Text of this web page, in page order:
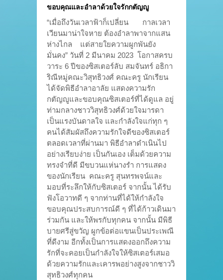
ขอบคุณและอำลาด้วยใจรักกตัญญู
“เมื่อถึงวันเวลาฟ้าก็เปลี่ยน กาลเวลา
เวียนมาน่าใจหาย ต้องอำลาพาจากแสน
ห่างไกล แต่สายใยความผูกพันยัง
มั่นคง” วันที่ 2 มีนาคม 2023 โอกาสครบ
วาระ 6 ปีของซิสเตอร์ลับ สมจันทร์ อธิกา
ริณีหมู่คณะวิสุทธิวงศ์ คณะครู นักเรียน
ได้จัดพิธีอำลาอาลัย แสดงความรัก
กตัญญูและขอบคุณซิสเตอร์ที่ได้ดูแล อยู่
ท่ามกลางชาววิสุทธิวงศ์ด้วยใจมารดา
เป็นแรงบันดาลใจ และกำลังใจแก่ทุก ๆ
คนได้สัมผัสถึงความรักใจดีของซิสเตอร์
ตลอดเวลาที่ผ่านมา พิธีอำลาดำเนินไป
อย่างเรียบง่าย เป็นกันเอง เต็มด้วยความ
ทรงจำที่ดี มีขบวนแห่นางรำ การแสดง
ของนักเรียน คณะครู สุนทรพจน์และ
มอบที่ระลึกให้กับซิสเตอร์ จากนั้น ได้รับ
ฟังโอวาทดี ๆ จากท่านที่ได้ให้กำลังใจ
ขอบคุณประสบการณ์ดี ๆ ที่ได้ก้าวเดินมา
ร่วมกัน และให้พรกับทุกคน จากนั้น มีพิธี
บายศรีสู่ขวัญ ผูกข้อต่อแขนเป็นประเพณี
ที่ดีงาม อีกทั้งเป็นการแสดงออกถึงความ
รักที่จะคอยเป็นกำลังใจให้ซิสเตอร์เสมอ
ด้วยความรักและเคารพอย่างสูงจากชาววิ
สุทธิวงศ์ทุกคน